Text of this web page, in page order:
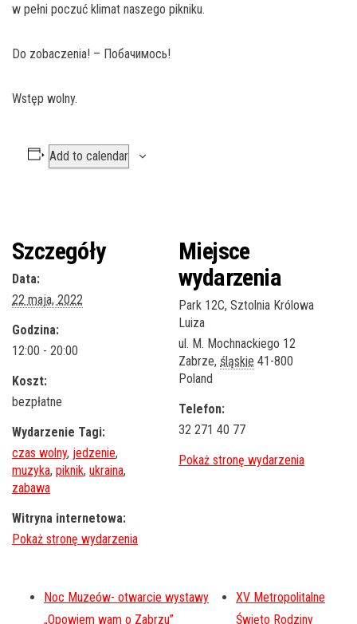
w pełni poczuć klimat naszego pikniku.
Do zobaczenia! – Побачимось!
Wstęp wolny.
Add to calendar
Szczegóły
Data:
22 maja, 2022
Godzina:
12:00 - 20:00
Koszt:
bezpłatne
Wydarzenie Tagi:
czas wolny, jedzenie,
muzyka, piknik, ukraina,
zabawa
Witryna internetowa:
Miejsce
wydarzenia
Park 12C, Sztolnia Królowa
Luiza
ul. M. Mochnackiego 12
Zabrze, śląskie 41-800
Poland
Telefon:
32 271 40 77
Noc Muzeów- otwarcie wystawy
„Opowiem wam o Zabrzu”
XV Metropolitalne
Święto Rodziny